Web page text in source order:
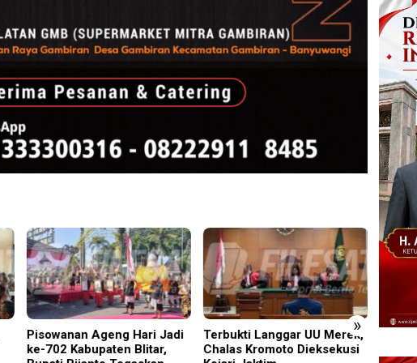
»
Pisowanan Ageng Hari Jadi
ke-702 Kabupaten Blitar,
Terbukti Langgar UU Merek,
Chalas Kromoto Dieksekusi